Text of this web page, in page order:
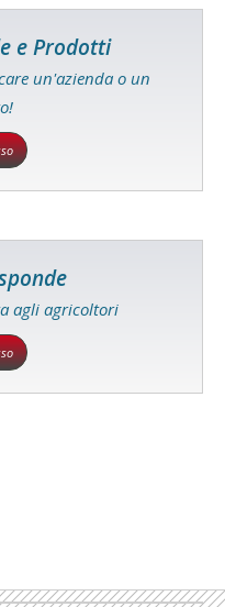
e Prodotti
un'azienda o un
agli agricoltori